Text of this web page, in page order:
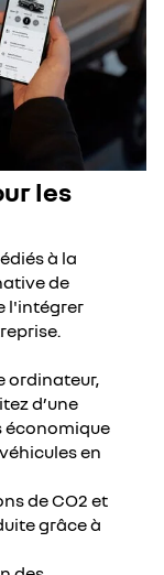
les
à la
de
l'intégrer
ordinateur,
d’une
économique
en
de CO2 et
grâce à